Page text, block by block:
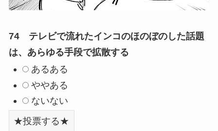
74 テレビで流れたインコのほのぼのした話題
は、あらゆる手段で拡散する
あるある
ややある
ないない